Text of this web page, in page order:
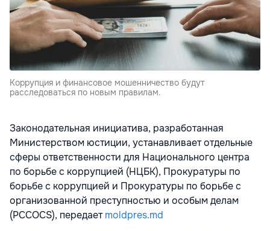
Коррупция и финансовое мошенничество будут
расследоваться по новым правилам.
Законодательная инициатива, разработанная
Министерством юстиции, устанавливает отдельные
сферы ответственности для Национального центра
по борьбе с коррупцией (НЦБК), Прокуратуры по
борьбе с коррупцией и Прокуратуры по борьбе с
организованной преступностью и особым делам
(PCCOCS), передаетmoldpres.md